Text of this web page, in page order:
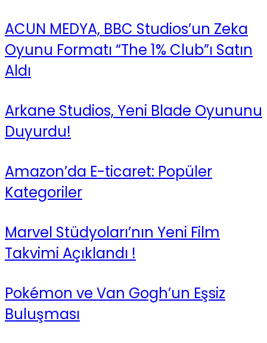
ACUN MEDYA, BBC Studios’un Zeka
Oyunu Formatı “The 1% Club”ı Satın
Aldı
Arkane Studios, Yeni Blade Oyununu
Duyurdu!
Amazon’da E-ticaret: Popüler
Kategoriler
Marvel Stüdyoları’nın Yeni Film
Takvimi Açıklandı !
Pokémon ve Van Gogh’un Eşsiz
Buluşması